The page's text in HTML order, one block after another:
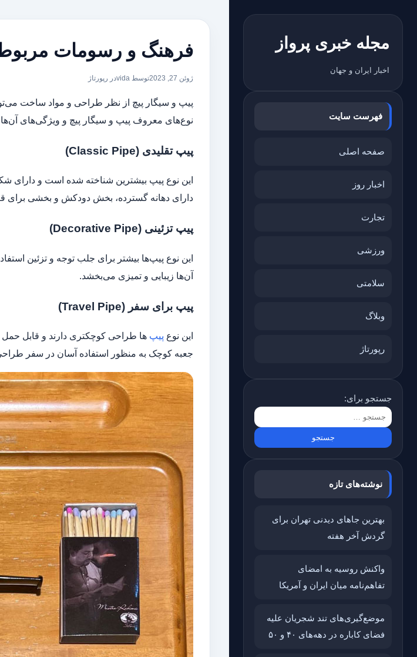
مجله خبری پرواز
اخبار ایران و جهان
فهرست سایت
صفحه اصلی
اخبار روز
تجارت
ورزشی
سلامتی
وبلاگ
رپورتاژ
جستجو برای:
نوشته‌های تازه
بهترین جاهای دیدنی تهران برای
گردش آخر هفته
واکنش روسیه به امضای
تفاهم‌نامه میان ایران و آمریکا
موضع‌گیری‌های تند شجریان علیه
فضای کاباره در دهه‌های ۴۰ و ۵۰
فرهنگ و رسومات
ژوئن 27, 2023 توسط vida در رپورتاژ
پیپ و سیگار پیچ از نظر طراحی و مواد ساخت
نوع‌های معروف پیپ و سیگار پیچ و ویژگی‌های
پیپ تقلیدی (Classic Pipe)
این نوع پیپ بیشترین شناخته شده است و
دارای دهانه گسترده، بخش دودکش و بخشی برای
پیپ تزئینی (Decorative Pipe)
این نوع پیپ‌ها بیشتر برای جلب توجه و تزئین
آن‌ها زیبایی و تمیزی می‌بخشد.
پیپ برای سفر (Travel Pipe)
این نوع پیپ‌ ها طراحی کوچکتری دارند و قابل
جعبه کوچک به منظور استفاده آسان در سفر